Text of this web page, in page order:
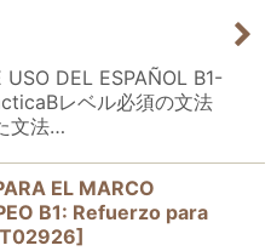
USO DEL ESPAÑOL B1-
レベル必須の文法
文法…
EL MARCO
B1: Refuerzo para
]